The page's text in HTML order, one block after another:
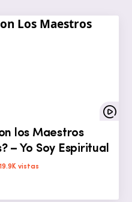
los Maestros
– Yo Soy Espiritual
19.9K vistas